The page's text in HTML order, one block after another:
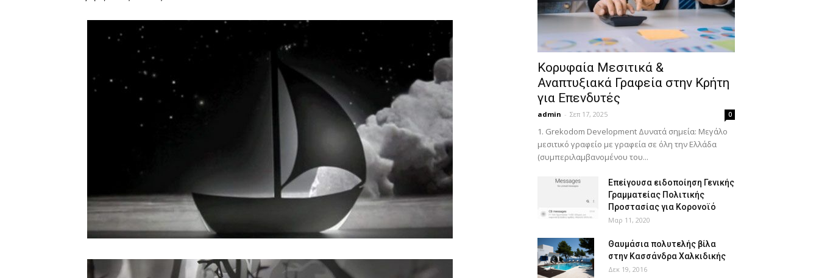
Κορυφαία Μεσιτικά &
Αναπτυξιακά Γραφεία στην Κρήτη
για Επενδυτές
admin - Σεπ 17, 2025 0
1. Grekodom Development Δυνατά σημεία: Μεγάλο
μεσιτικό γραφείο με γραφεία σε όλη την Ελλάδα
(συμπεριλαμβανομένου του...
Επείγουσα ειδοποίηση Γενικής
Γραμματείας Πολιτικής
Προστασίας για Κορονοϊό
Μαρ 11, 2020
Θαυμάσια πολυτελής βίλα
στην Κασσάνδρα Χαλκιδικής
Δεκ 19, 2016